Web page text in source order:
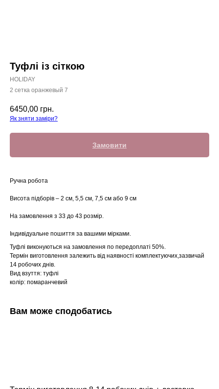
Туфлі із сіткою
HOLIDAY
2 сетка оранжевый 7
6450,00 грн.
Як зняти заміри?
Замовити
Ручна робота
Висота підборів – 2 см, 5,5 см, 7,5 см або 9 см
На замовлення з 33 до 43 розмір.
Індивідуальне пошиття за вашими мірками.
Туфлі виконуються на замовлення по передоплаті 50%.
Термін виготовлення залежить від наявності комплектуючих,зазвичай
14 робочих днів.
Вид взуття: туфлі
колір: помаранчевий
Вам може сподобатись